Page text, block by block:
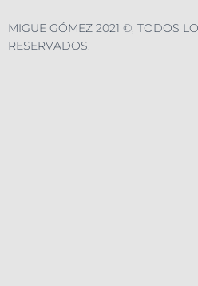
MIGUE GÓMEZ 2021 ©, TODOS
RESERVADOS.